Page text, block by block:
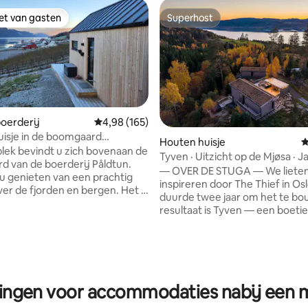
4,98 op 5, 121 recensies
van gasten
van gasten
Gemiddelde beoordeling van 4,98 op 5, 165
4,98 (165)
bevindt u zich bovenaan de
van de boerderij Påldtun.
genieten van een prachtig
de fjorden en bergen. Het is
woont, kunt u vrij het fruit
eten dat in de tuin is. Korte
Superhost
Superhost
Houten huisje
Tyven · Uitzicht op de Mjøsa ·
min OSL
— OVER DE STUGA — We lieten ons
inspireren door The Thief in
duurde twee jaar om het te
resultaat is Tyven — een
rust en privacy in de natuur
Keuken, badkamer en één
voor accommodaties nabij een